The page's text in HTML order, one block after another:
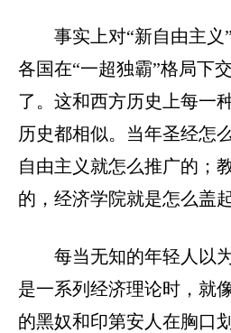
事实上对“新自由主义
各国在“一超独霸”格局下
了。这和西方历史上每一
历史都相似。当年圣经怎
自由主义就怎么推广的；
的，经济学院就是怎么盖
每当无知的年轻人以
是一系列经济理论时，就
的黑奴和印第安人在胸口